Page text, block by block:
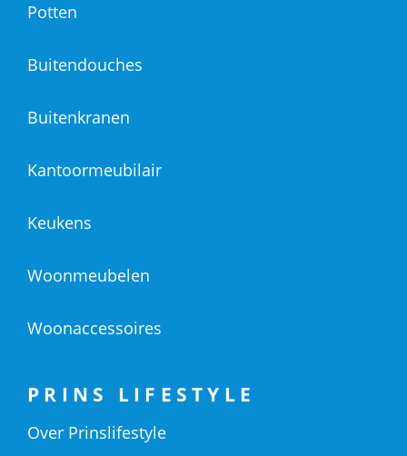
Potten
Buitendouches
Buitenkranen
Kantoormeubilair
Keukens
Woonmeubelen
Woonaccessoires
PRINS LIFESTYLE
Over Prinslifestyle